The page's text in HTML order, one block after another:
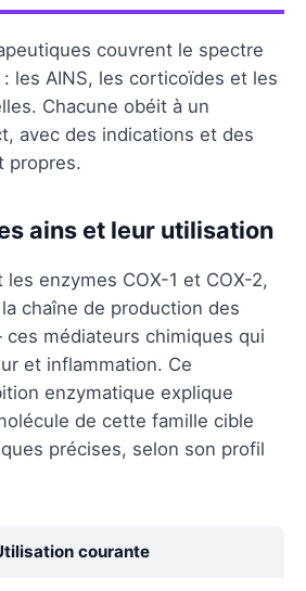
couvrent le spectre
les AINS, les corticoïdes et les
Chacune obéit à un
avec des indications et des
propres.
ains et leur utilisation
les enzymes COX-1 et COX-2,
chaîne de production des
médiateurs chimiques qui
et inflammation. Ce
enzymatique explique
de cette famille cible
précises, selon son profil
courante